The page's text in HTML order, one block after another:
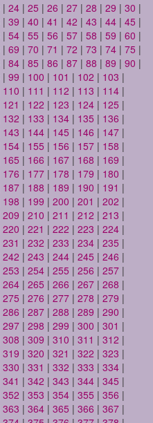
| 24 | 25 | 26 | 27 | 28 | 29 | 30 |
| 39 | 40 | 41 | 42 | 43 | 44 | 45 |
| 54 | 55 | 56 | 57 | 58 | 59 | 60 |
| 69 | 70 | 71 | 72 | 73 | 74 | 75 |
| 84 | 85 | 86 | 87 | 88 | 89 | 90 |
| 99 | 100 | 101 | 102 | 103 |
110 | 111 | 112 | 113 | 114 |
121 | 122 | 123 | 124 | 125 |
132 | 133 | 134 | 135 | 136 |
143 | 144 | 145 | 146 | 147 |
154 | 155 | 156 | 157 | 158 |
165 | 166 | 167 | 168 | 169 |
176 | 177 | 178 | 179 | 180 |
187 | 188 | 189 | 190 | 191 |
198 | 199 | 200 | 201 | 202 |
209 | 210 | 211 | 212 | 213 |
220 | 221 | 222 | 223 | 224 |
231 | 232 | 233 | 234 | 235 |
242 | 243 | 244 | 245 | 246 |
253 | 254 | 255 | 256 | 257 |
264 | 265 | 266 | 267 | 268 |
275 | 276 | 277 | 278 | 279 |
286 | 287 | 288 | 289 | 290 |
297 | 298 | 299 | 300 | 301 |
308 | 309 | 310 | 311 | 312 |
319 | 320 | 321 | 322 | 323 |
330 | 331 | 332 | 333 | 334 |
341 | 342 | 343 | 344 | 345 |
352 | 353 | 354 | 355 | 356 |
363 | 364 | 365 | 366 | 367 |